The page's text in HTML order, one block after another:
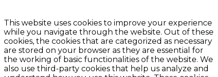
This website uses cookies to improve your experience
while you navigate through the website. Out of these
cookies, the cookies that are categorized as necessary
are stored on your browser as they are essential for
the working of basic functionalities of the website. We
also use third-party cookies that help us analyze and